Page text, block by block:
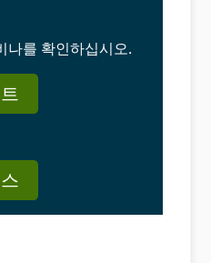
나를 확인하십시오.